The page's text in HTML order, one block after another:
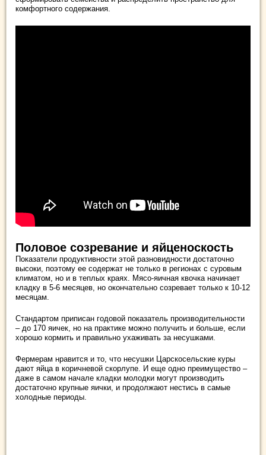
комфортного содержания.
Половое созревание и яйценоскость
Показатели продуктивности этой разновидности достаточно
высоки, поэтому ее содержат не только в регионах с суровым
климатом, но и в теплых краях. Мясо-яичная квочка начинает
кладку в 5-6 месяцев, но окончательно созревает только к 10-12
месяцам.
Стандартом приписан годовой показатель производительности
– до 170 яичек, но на практике можно получить и больше, если
хорошо кормить и правильно ухаживать за несушками.
Фермерам нравится и то, что несушки Царскосельские куры
дают яйца в коричневой скорлупе. И еще одно преимущество –
даже в самом начале кладки молодки могут производить
достаточно крупные яички, и продолжают нестись в самые
холодные периоды.